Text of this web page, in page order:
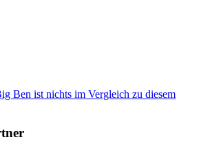
Ben ist nichts im Vergleich zu diesem